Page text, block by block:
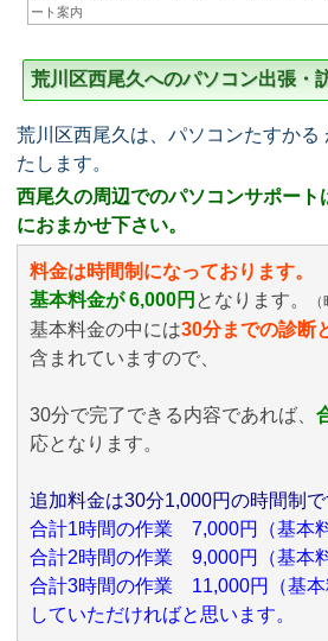
ート案内
荒川区西尾久へのパソコン出張・
荒川区西尾久は、パソコンたすかる
たします。
西尾久の周辺でのパソコンサポート
におまかせ下さい。
料金は時間制になっております。
基本料金が 6,000円 となります。
基本料金の中には30分までの診断
含まれていますので、
30分で完了できる内容であれば、
応となります。
追加料金は30分1,000円の時間制で
合計1時間の作業 7,000円（基本料
合計2時間の作業 9,000円（基本料
合計3時間の作業 11,000円（基本
していただければと思います。